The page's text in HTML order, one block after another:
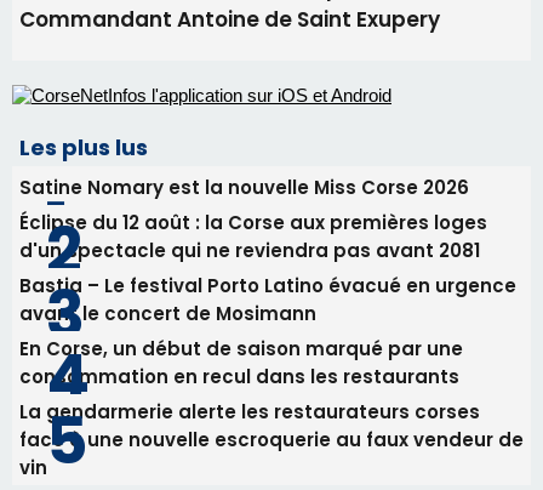
avant le concert de Mosimann
consommation en recul dans les restaurants
face à une nouvelle escroquerie au faux vendeur de
vin
Newsletter
Inscrivez-vous à la newsletter de CNI et recevez par
email les infos les plus importantes et une sélection de
nos meilleurs articles